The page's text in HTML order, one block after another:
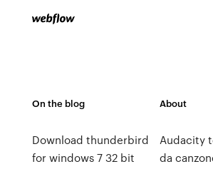
On the blog
Download thunderbird
for windows 7 32 bit
About
Audacity
da